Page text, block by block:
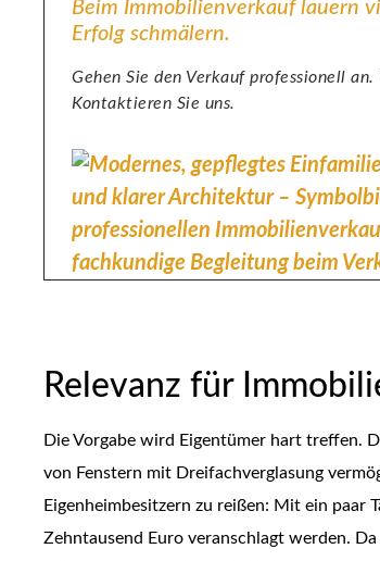
Beim Immobilienverkauf lauern
Erfolg schmälern.
Gehen Sie den Verkauf professionell
Kontaktieren Sie uns.
Relevanz für
Die Vorgabe wird Eigentümer hart treffen.
von Fenstern mit Dreifachverglasung
Eigenheimbesitzern zu reißen: Mit ein paar
Zehntausend Euro veranschlagt werden.